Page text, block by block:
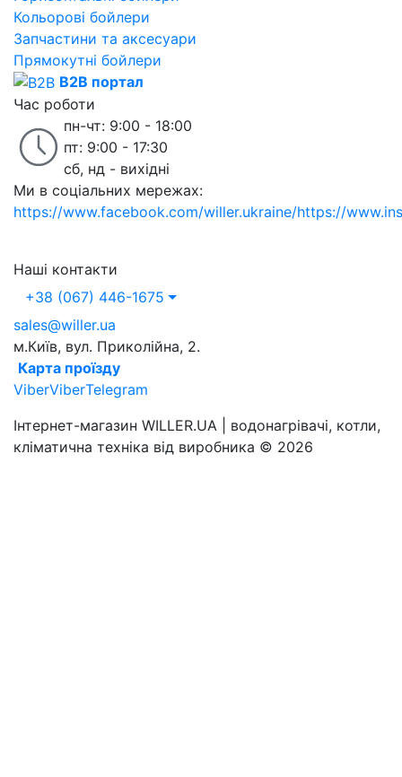
Кольорові бойлери
Запчастини та аксесуари
Прямокутні бойлери
B2B портал
Час роботи
пн-чт: 9:00 - 18:00
пт: 9:00 - 17:30
сб, нд - вихідні
Ми в соціальних мережах:
https://www.facebook.com/willer.ukraine/https://
Наші контакти
+38 (067) 446-1675
sales@willer.ua
м.Київ, вул. Приколійна, 2.
Карта проїзду
ViberViberTelegram
Інтернет-магазин WILLER.UA | водонагрівачі, котли,
кліматична техніка від виробника © 2026